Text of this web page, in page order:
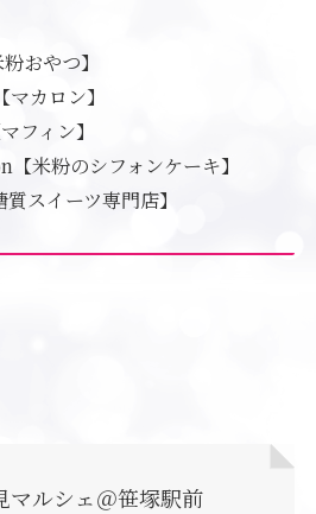
おやつ】
カロン】
フィン】
米粉のシフォンケーキ】
スイーツ専門店】
マルシェ＠笹塚駅前